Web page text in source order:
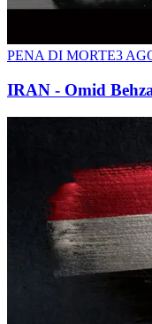
PENA DI MORTE3
IRAN - Omid